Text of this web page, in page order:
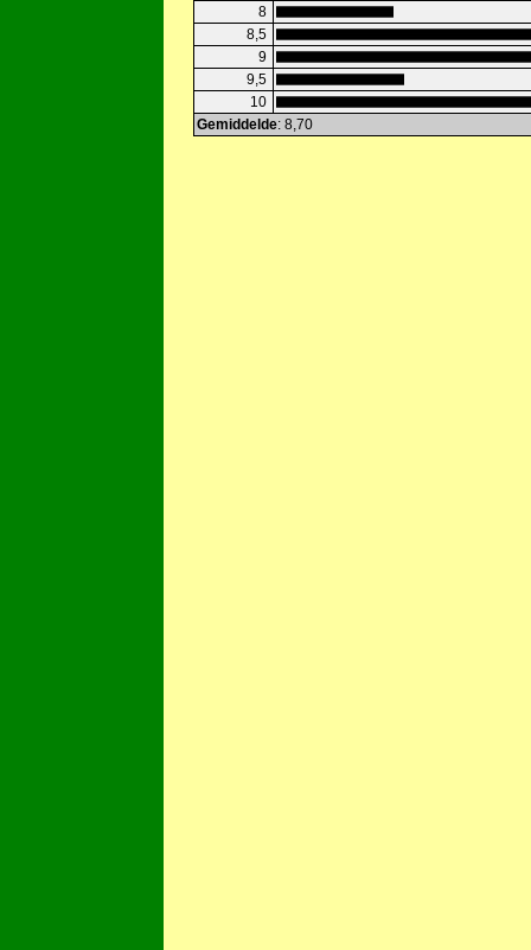
8
8,5
9
9,5
10
Gemiddelde: 8,70